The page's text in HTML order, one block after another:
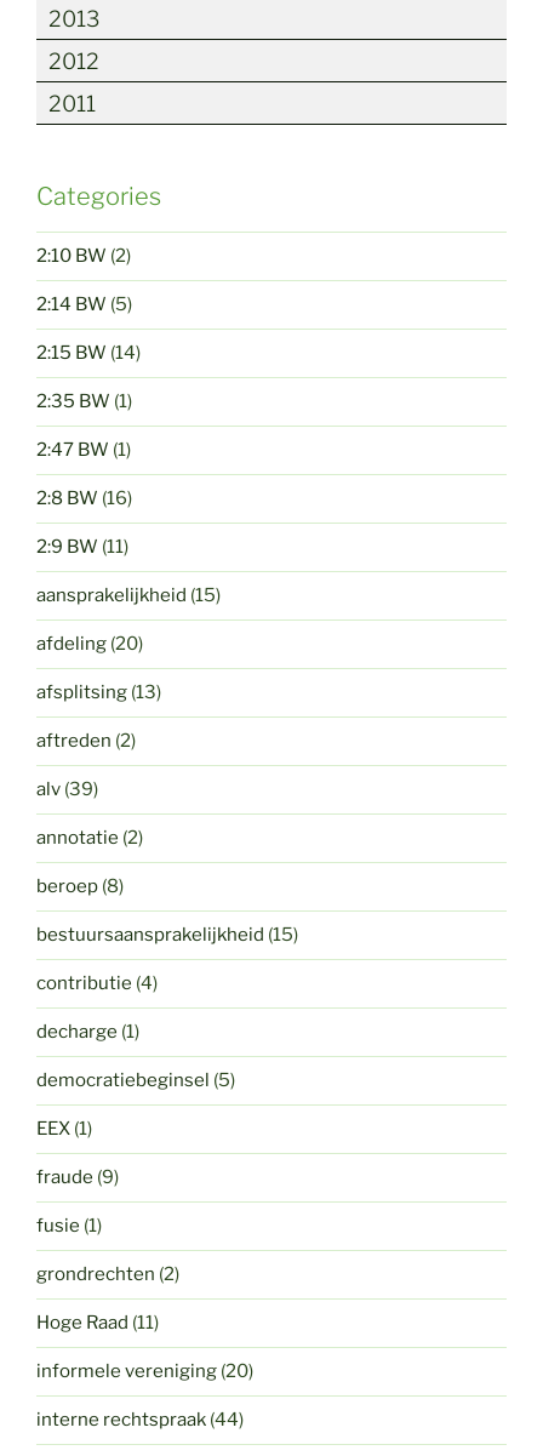
2013
2012
2011
Categories
2:10 BW (2)
2:14 BW (5)
2:15 BW (14)
2:35 BW (1)
2:47 BW (1)
2:8 BW (16)
2:9 BW (11)
aansprakelijkheid (15)
afdeling (20)
afsplitsing (13)
aftreden (2)
alv (39)
annotatie (2)
beroep (8)
bestuursaansprakelijkheid (15)
contributie (4)
decharge (1)
democratiebeginsel (5)
EEX (1)
fraude (9)
fusie (1)
grondrechten (2)
Hoge Raad (11)
informele vereniging (20)
interne rechtspraak (44)